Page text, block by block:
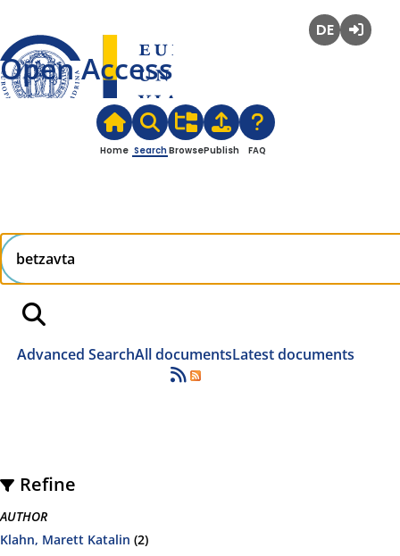
Open Access
Home Search BrowsePublish FAQ
Advanced SearchAll documentsLatest documents
Refine
AUTHOR
Klahn, Marett Katalin (2)